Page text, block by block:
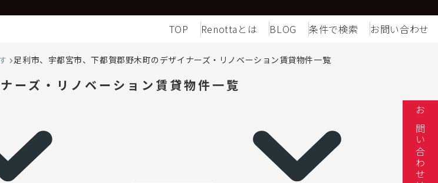
TOP Renottaとは BLOG 条件で検索 お問い合わせ
足利市、宇都宮市、下都賀郡野木町のデザイナーズ・リノベーション賃貸物件一覧
ーズ・リノベーション賃貸物件一覧